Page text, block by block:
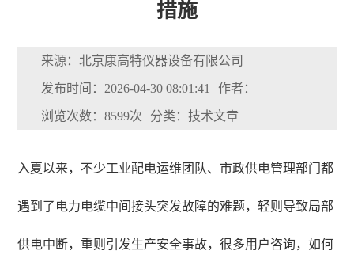
措施
来源：北京康高特仪器设备有限公司
发布时间：2026-04-30 08:01:41 作者：
浏览次数：8599次 分类：技术文章
入夏以来，不少工业配电运维团队、市政供电管理部门都
遇到了电力电缆中间接头突发故障的难题，轻则导致局部
供电中断，重则引发生产安全事故，很多用户咨询，如何